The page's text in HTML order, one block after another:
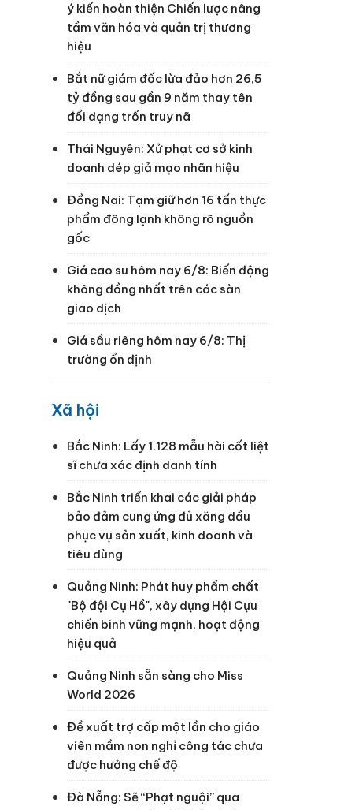
ý kiến hoàn thiện Chiến lược nâng
tầm văn hóa và quản trị thương
hiệu
Bắt nữ giám đốc lừa đảo hơn 26,5
tỷ đồng sau gần 9 năm thay tên
đổi dạng trốn truy nã
Thái Nguyên: Xử phạt cơ sở kinh
doanh dép giả mạo nhãn hiệu
Đồng Nai: Tạm giữ hơn 16 tấn thực
phẩm đông lạnh không rõ nguồn
gốc
Giá cao su hôm nay 6/8: Biến động
không đồng nhất trên các sàn
giao dịch
Giá sầu riêng hôm nay 6/8: Thị
trường ổn định
Xã hội
Bắc Ninh: Lấy 1.128 mẫu hài cốt liệt
sĩ chưa xác định danh tính
Bắc Ninh triển khai các giải pháp
bảo đảm cung ứng đủ xăng dầu
phục vụ sản xuất, kinh doanh và
tiêu dùng
Quảng Ninh: Phát huy phẩm chất
"Bộ đội Cụ Hồ", xây dựng Hội Cựu
chiến binh vững mạnh, hoạt động
hiệu quả
Quảng Ninh sẵn sàng cho Miss
World 2026
Đề xuất trợ cấp một lần cho giáo
viên mầm non nghỉ công tác chưa
được hưởng chế độ
Đà Nẵng: Sẽ “Phạt nguội” qua